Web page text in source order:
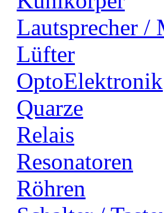
Lautsprecher /
Lüfter
OptoElektronik
Quarze
Relais
Resonatoren
Röhren